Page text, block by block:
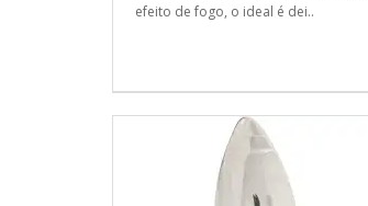
efeito de fogo, o ideal é dei..